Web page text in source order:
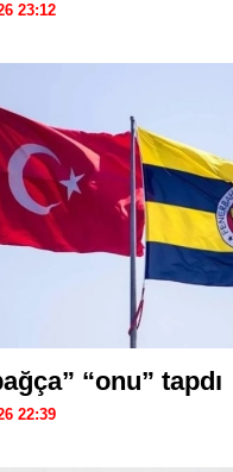
23:12
“onu” tapdı
22:39